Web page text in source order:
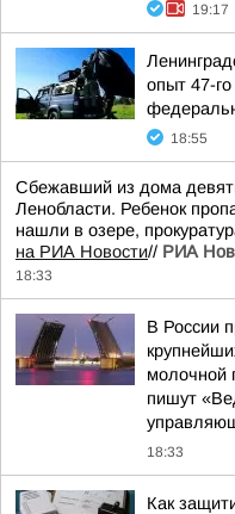
19:17
опыт 47-
18:55
Сбежавший из дома
Ленобласти. Ребенок
нашли в озере,
на РИА Новости// РИА
18:33
В России
молочной
пишут
18:33
Как